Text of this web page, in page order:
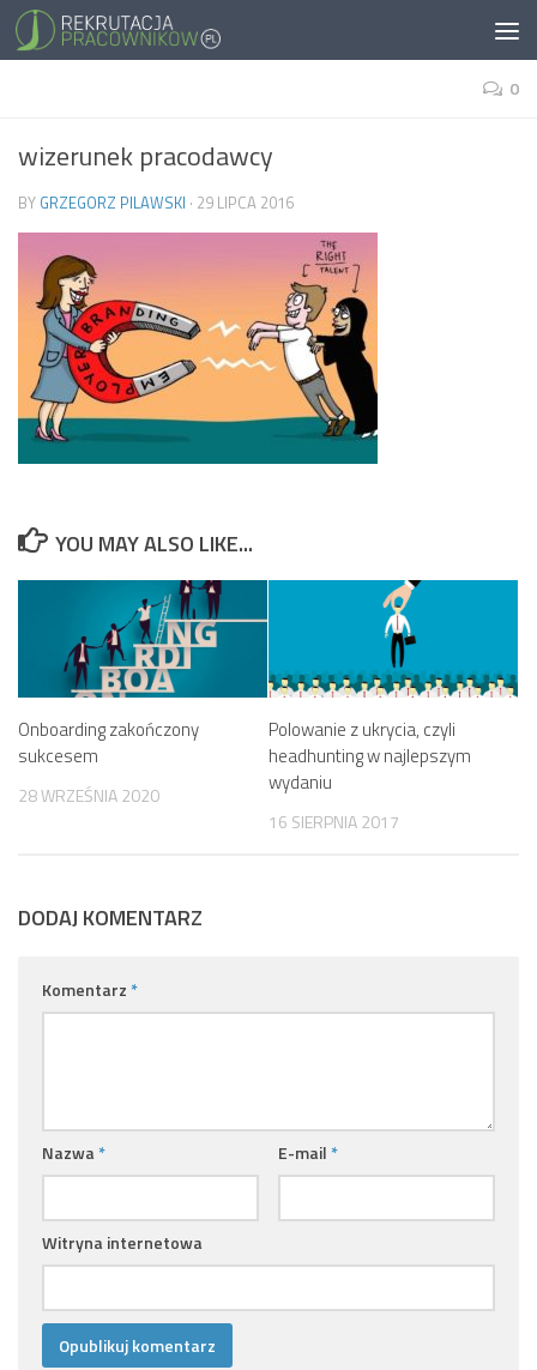
0
wizerunek pracodawcy
BY GRZEGORZ PILAWSKI · 29 LIPCA 2016
YOU MAY ALSO LIKE...
Onboarding zakończony
sukcesem
28 WRZEŚNIA 2020
Polowanie z ukrycia, czyli
headhunting w najlepszym
wydaniu
16 SIERPNIA 2017
DODAJ KOMENTARZ
Komentarz *
Nazwa * E-mail *
Witryna internetowa